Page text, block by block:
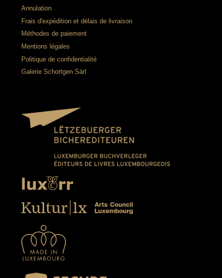
Annulation
Frais d'expédition et délais de livraison
Méthodes de paiement
Mentions légales
Politique de confidentialité
Galerie Schortgen Sàrl